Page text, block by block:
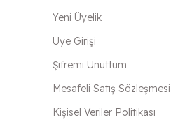
Yeni Üyelik
Üye Girişi
Şifremi Unuttum
Mesafeli Satış Sözleşmesi
Kişisel Veriler Politikası